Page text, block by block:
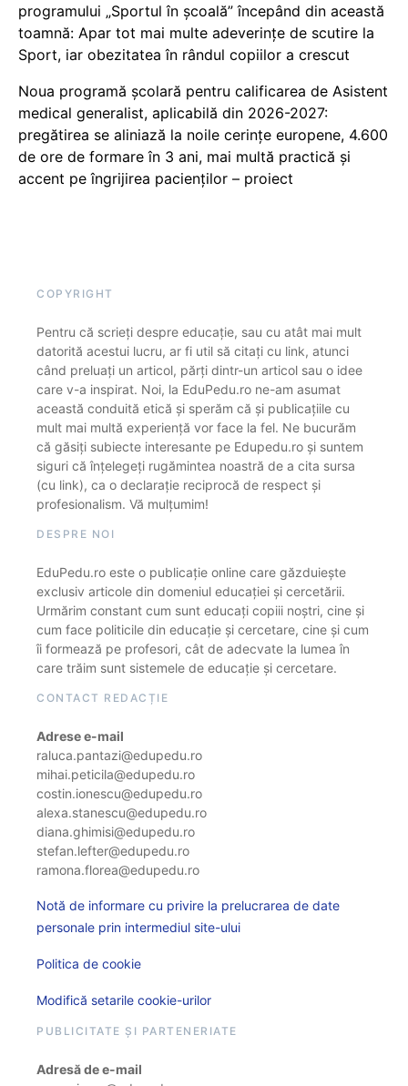
programului „Sportul în școală” începând din această
toamnă: Apar tot mai multe adeverințe de scutire la
Sport, iar obezitatea în rândul copiilor a crescut
Noua programă școlară pentru calificarea de Asistent
medical generalist, aplicabilă din 2026-2027:
pregătirea se aliniază la noile cerințe europene, 4.600
de ore de formare în 3 ani, mai multă practică și
accent pe îngrijirea pacienților – proiect
COPYRIGHT
Pentru că scrieți despre educație, sau cu atât mai mult
datorită acestui lucru, ar fi util să citați cu link, atunci
când preluați un articol, părți dintr-un articol sau o idee
care v-a inspirat. Noi, la EduPedu.ro ne-am asumat
această conduită etică și sperăm că și publicațiile cu
mult mai multă experiență vor face la fel. Ne bucurăm
că găsiți subiecte interesante pe Edupedu.ro și suntem
siguri că înțelegeți rugămintea noastră de a cita sursa
(cu link), ca o declarație reciprocă de respect și
profesionalism. Vă mulțumim!
DESPRE NOI
EduPedu.ro este o publicație online care găzduiește
exclusiv articole din domeniul educației și cercetării.
Urmărim constant cum sunt educați copiii noștri, cine și
cum face politicile din educație și cercetare, cine și cum
îi formează pe profesori, cât de adecvate la lumea în
care trăim sunt sistemele de educație și cercetare.
CONTACT REDACȚIE
Adrese e-mail
raluca.pantazi@edupedu.ro
mihai.peticila@edupedu.ro
costin.ionescu@edupedu.ro
alexa.stanescu@edupedu.ro
diana.ghimisi@edupedu.ro
stefan.lefter@edupedu.ro
ramona.florea@edupedu.ro
Notă de informare cu privire la prelucrarea de date
personale prin intermediul site-ului
Politica de cookie
Modifică setarile cookie-urilor
PUBLICITATE ȘI PARTENERIATE
Adresă de e-mail